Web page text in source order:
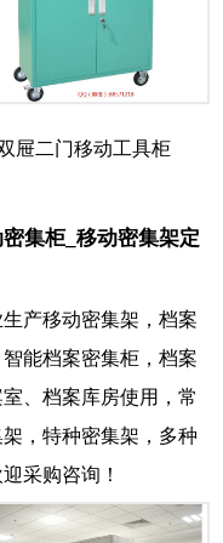
屉二门移动工具柜
集柜_移动密集架定
产移动密集架，档案
能档案密集柜，档案
、档案库房使用，常
，特种密集架，多种
采购咨询！